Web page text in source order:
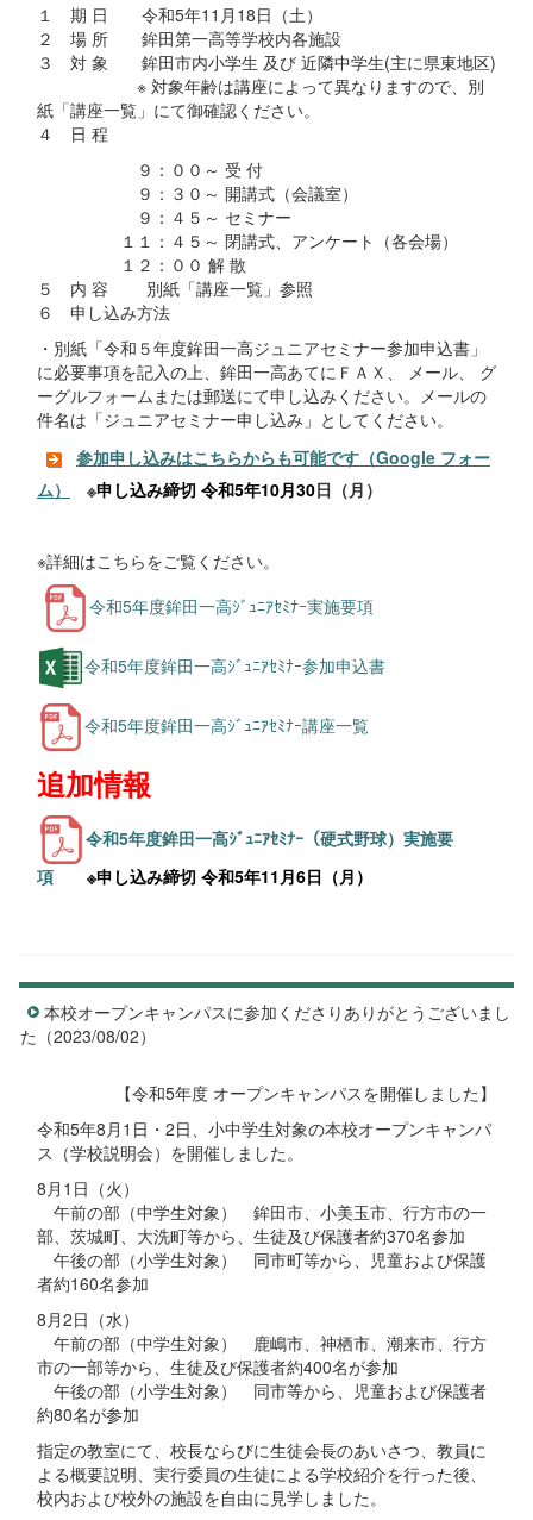
１ 期 日 令和5年11月18日（土）
２ 場 所 鉾田第一高等学校内各施設
３ 対 象 鉾田市内小学生 及び 近隣中学生(主に県東地区)
※ 対象年齢は講座によって異なりますので、別
紙「講座一覧」にて御確認ください。
４ 日 程
９：００～ 受 付
９：３０～ 開講式（会議室）
９：４５～ セミナー
１１：４５～ 閉講式、アンケート（各会場）
１２：００ 解 散
５ 内 容 別紙「講座一覧」参照
６ 申し込み方法
・別紙「令和５年度鉾田一高ジュニアセミナー参加申込書」
に必要事項を記入の上、鉾田一高あてにＦＡＸ、 メール、 グ
ーグルフォームまたは郵送にて申し込みください。メールの
件名は「ジュニアセミナー申し込み」としてください。
参加申し込みはこちらからも可能です（Google フォー
ム）
※申し込み締切 令和5年10月30日（月）
※詳細はこちらをご覧ください。
令和5年度鉾田一高ｼﾞｭﾆｱｾﾐﾅｰ実施要項
令和5年度鉾田一高ｼﾞｭﾆｱｾﾐﾅｰ参加申込書
令和5年度鉾田一高ｼﾞｭﾆｱｾﾐﾅｰ講座一覧
追加情報
令和5年度鉾田一高ｼﾞｭﾆｱｾﾐﾅｰ（硬式野球）実施要
項 ※申し込み締切 令和5年11月6日（月）
本校オープンキャンパスに参加くださりありがとうございまし
た（2023/08/02）
【令和5年度 オープンキャンパスを開催しました】
令和5年8月1日・2日、小中学生対象の本校オープンキャンパ
ス（学校説明会）を開催しました。
8月1日（火）
午前の部（中学生対象） 鉾田市、小美玉市、行方市の一
部、茨城町、大洗町等から、生徒及び保護者約370名参加
午後の部（小学生対象） 同市町等から、児童および保護
者約160名参加
8月2日（水）
午前の部（中学生対象） 鹿嶋市、神栖市、潮来市、行方
市の一部等から、生徒及び保護者約400名が参加
午後の部（小学生対象） 同市等から、児童および保護者
約80名が参加
指定の教室にて、校長ならびに生徒会長のあいさつ、教員に
よる概要説明、実行委員の生徒による学校紹介を行った後、
校内および校外の施設を自由に見学しました。